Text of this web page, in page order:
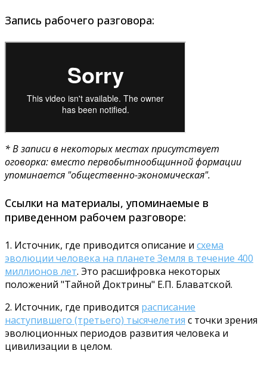
Запись рабочего разговора:
* В записи в некоторых местах присутствует
оговорка: вместо первобытнообщинной формации
упоминается "общественно-экономическая".
Ссылки на материалы, упоминаемые в
приведенном рабочем разговоре:
1. Источник, где приводится описание и схема
эволюции человека на планете Земля в течение 400
миллионов лет. Это расшифровка некоторых
положений "Тайной Доктрины" Е.П. Блаватской.
2. Источник, где приводится расписание
наступившего (третьего) тысячелетия с точки зрения
эволюционных периодов развития человека и
цивилизации в целом.